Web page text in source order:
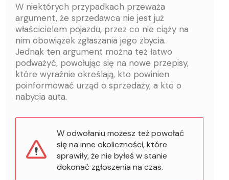
W niektórych przypadkach przeważa
argument, że sprzedawca nie jest już
właścicielem pojazdu, przez co nie ciąży na
nim obowiązek zgłaszania jego zbycia.
Jednak ten argument można też łatwo
podważyć, powołując się na nowe przepisy,
które wyraźnie określają, kto powinien
poinformować urząd o sprzedaży, a kto o
nabycia auta.
W odwołaniu możesz też powołać
się na inne okoliczności, które
sprawiły, że nie byłeś w stanie
dokonać zgłoszenia na czas.